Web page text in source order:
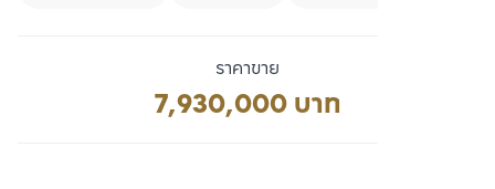
ราคาขาย
7,930,000 บาท